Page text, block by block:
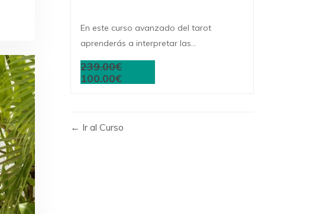
En este curso avanzado del tarot
aprenderás a interpretar las...
239.00€
100.00€
Ir al Curso